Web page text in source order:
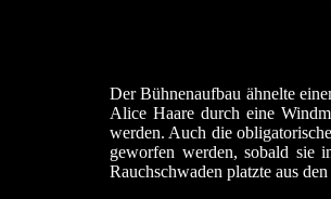
Der Bühnenaufbau ähnelte
Alice Haare durch eine
werden. Auch die
geworfen werden, sobald sie
Rauchschwaden platzte aus